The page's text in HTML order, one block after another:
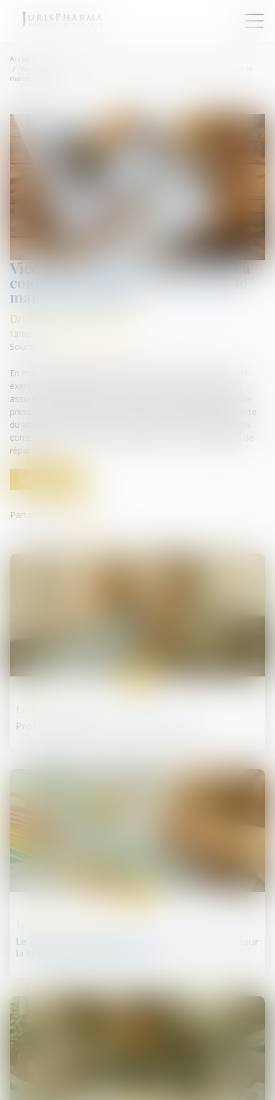
Accueil
maître d’ouvrage
Vice caché : la prescription court à
compter de la mise en cause par le
maître d’ouvrage
Droit de la construction
13/06/2025
Source :
En matière de garantie des vices cachés, lorsque l’action est
exercée de manière récursoire par un constructeur ou son
assureur à l’encontre du fournisseur de matériaux, le délai de
prescription biennale ne court pas à compter de la découverte
du vice, mais à compter de l’assignation en responsabilité du
constructeur ou, à défaut, de l’exécution de son obligation de
réparation...
Lire la suite
Partager sur
Profession d'infirmier Proposition de loi
Droit des infirmiers
Le gouvernement lance un baromètre annuel pour
la transmission d’entreprise
Transmission d’entreprise